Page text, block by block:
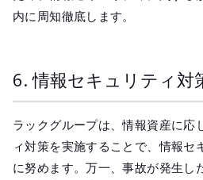
内に周知徹底します。
6. 情報セキュリティ対
ラックグループは、情報資産に応
ィ対策を実施することで、情報セ
に努めます。万一、事故が発生し